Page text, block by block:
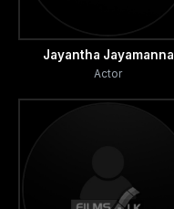
Jayantha Jayamanna
Actor